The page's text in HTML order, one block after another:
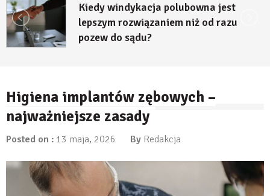
Kiedy windykacja polubowna jest
lepszym rozwiązaniem niż od razu
pozew do sądu?
Higiena implantów zębowych –
najważniejsze zasady
Posted on : 13 maja, 2026 By Redakcja